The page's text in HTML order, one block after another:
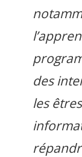
des
les